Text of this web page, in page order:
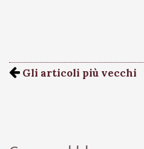
Gli articoli più vecchi